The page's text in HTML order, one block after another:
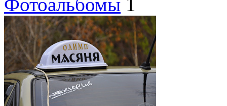
Фотоальбомы 1